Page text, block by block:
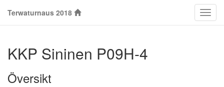
Terwaturnaus 2018
KKP Sininen P09H-4
Översikt